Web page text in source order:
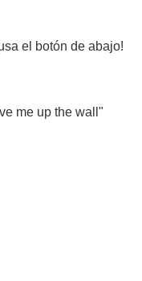
el botón de abajo!
me up the wall"